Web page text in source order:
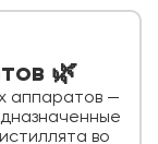
🌿
аппаратов —
во